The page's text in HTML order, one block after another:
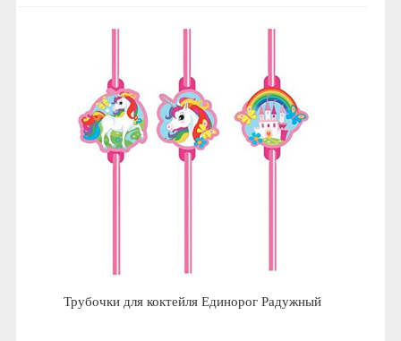
Трубочки для коктейля Единорог Радужный